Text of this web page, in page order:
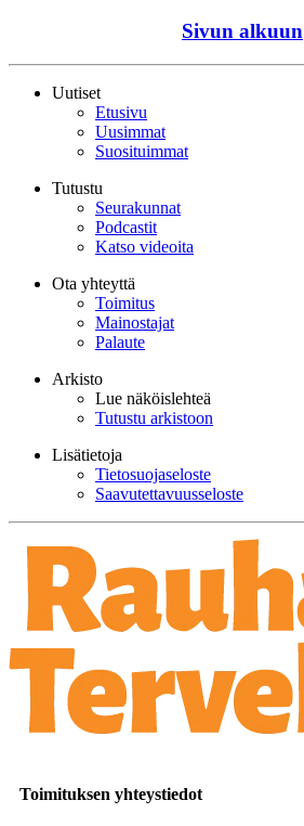
Sivun alkuun
Uutiset
Etusivu
Uusimmat
Suosituimmat
Tutustu
Seurakunnat
Podcastit
Katso videoita
Ota yhteyttä
Toimitus
Mainostajat
Palaute
Arkisto
Lue näköislehteä
Tutustu arkistoon
Lisätietoja
Tietosuojaseloste
Saavutettavuusseloste
Toimituksen yhteystiedot